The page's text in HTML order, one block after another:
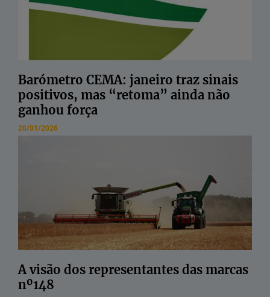
Barómetro CEMA: janeiro traz sinais
positivos, mas “retoma” ainda não
ganhou força
20/01/2026
A visão dos representantes das marcas
nº148